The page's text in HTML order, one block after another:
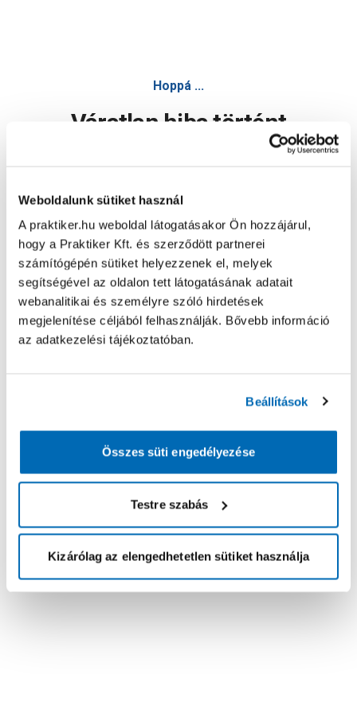
Weboldalunk sütiket használ
A praktiker.hu weboldal látogatásakor Ön hozzájárul,
hogy a Praktiker Kft. és szerződött partnerei
számítógépén sütiket helyezzenek el, melyek
segítségével az oldalon tett látogatásának adatait
webanalitikai és személyre szóló hirdetések
megjelenítése céljából felhasználják. Bővebb információ
az adatkezelési tájékoztatóban.
Beállítások
Összes süti engedélyezése
Testre szabás
Kizárólag az elengedhetetlen sütiket használja
Hoppá ...
Váratlan hiba történt
Oldal újratöltése